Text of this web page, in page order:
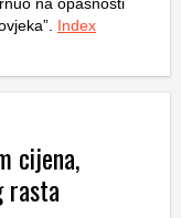
na opasnosti
Index
cijena,
rasta